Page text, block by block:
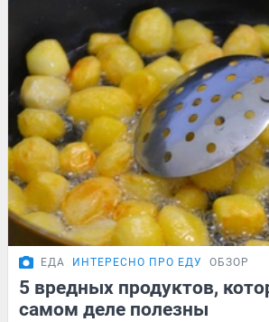
ЕДА ИНТЕРЕСНО ПРО ЕДУ ОБЗОР
5 вредных продуктов,
самом деле полезны